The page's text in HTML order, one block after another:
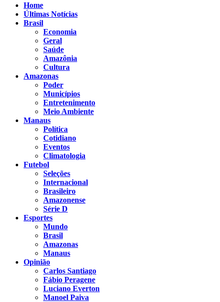
Home
Últimas Notícias
Brasil
Economia
Geral
Saúde
Amazônia
Cultura
Amazonas
Poder
Municípios
Entretenimento
Meio Ambiente
Manaus
Política
Cotidiano
Eventos
Climatologia
Futebol
Seleções
Internacional
Brasileiro
Amazonense
Série D
Esportes
Mundo
Brasil
Amazonas
Manaus
Opinião
Carlos Santiago
Fábio Peragene
Luciano Everton
Manoel Paiva